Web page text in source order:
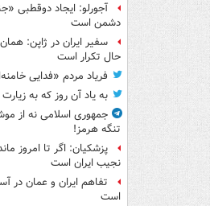
آجورلو: ایجاد دوقطبی
دشمن است
سفیر ایران در ژاپن:
حال تکرار است
فریاد مردم «فدایی
به یاد آن روز که به زیارت
جمهوری اسلامی نه از
تنگه هرمز!
پزشکیان: اگر تا امروز
نجیب ایران است
تفاهم ایران و عمان در
است